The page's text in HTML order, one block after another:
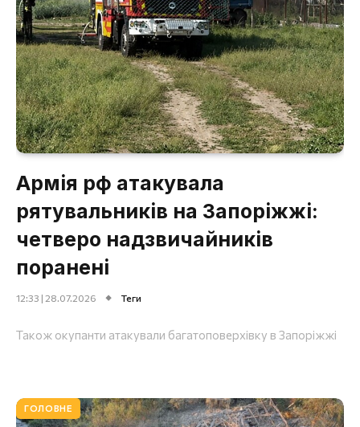
Армія рф атакувала
рятувальників на Запоріжжі:
четверо надзвичайників
поранені
12:33 | 28.07.2026 Теги
Також окупанти атакували багатоповерхівку в Запоріжжі
ГОЛОВНЕ